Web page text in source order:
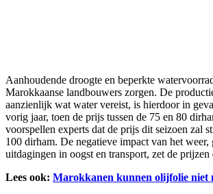
Aanhoudende droogte en beperkte
Marokkaanse landbouwers zorgen. De
aanzienlijk wat water vereist, is hierdoor in
vorig jaar, toen de prijs tussen de 75 en 80
voorspellen experts dat de prijs dit seizoen zal
100 dirham. De negatieve impact van het weer,
uitdagingen in oogst en transport, zet de prijzen
Lees ook: Marokkanen kunnen olijfolie niet